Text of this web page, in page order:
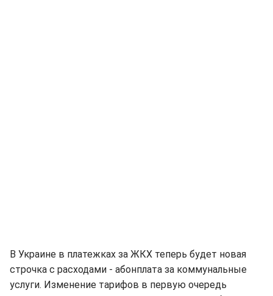
В Украине в платежках за ЖКХ теперь будет новая
строчка с расходами - абонплата за коммунальные
услуги. Изменение тарифов в первую очередь